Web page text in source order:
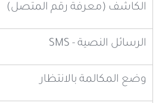
الكاشف (معرفة رقم المتصل)
الرسائل النصية - SMS
وضع المكالمة بالانتظار